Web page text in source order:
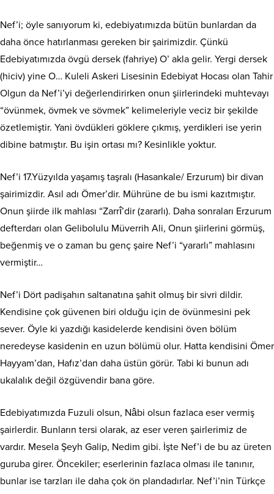
Nef’i; öyle sanıyorum ki, edebiyatımızda bütün bunlardan da
daha önce hatırlanması gereken bir şairimizdir. Çünkü
Edebiyatımızda övgü dersek (fahriye) O’ akla gelir. Yergi dersek
(hiciv) yine O… Kuleli Askeri Lisesinin Edebiyat Hocası olan Tahir
Olgun da Nef’i’yi değerlendirirken onun şiirlerindeki muhtevayı
“övünmek, övmek ve sövmek” kelimeleriyle veciz bir şekilde
özetlemiştir. Yani övdükleri göklere çıkmış, yerdikleri ise yerin
dibine batmıştır. Bu işin ortası mı? Kesinlikle yoktur.
Nef’i 17.Yüzyılda yaşamış taşralı (Hasankale/ Erzurum) bir divan
şairimizdir. Asıl adı Ömer’dir. Mührüne de bu ismi kazıtmıştır.
Onun şiirde ilk mahlası “Zarrî’dir (zararlı). Daha sonraları Erzurum
defterdarı olan Gelibolulu Müverrih Ali, Onun şiirlerini görmüş,
beğenmiş ve o zaman bu genç şaire Nef’i “yararlı” mahlasını
vermiştir…
Nef’i Dört padişahın saltanatına şahit olmuş bir sivri dildir.
Kendisine çok güvenen biri olduğu için de övünmesini pek
sever. Öyle ki yazdığı kasidelerde kendisini öven bölüm
neredeyse kasidenin en uzun bölümü olur. Hatta kendisini Ömer
Hayyam’dan, Hafız’dan daha üstün görür. Tabi ki bunun adı
ukalalık değil özgüvendir bana göre.
Edebiyatımızda Fuzuli olsun, Nâbi olsun fazlaca eser vermiş
şairlerdir. Bunların tersi olarak, az eser veren şairlerimiz de
vardır. Mesela Şeyh Galip, Nedim gibi. İşte Nef’i de bu az üreten
guruba girer. Öncekiler; eserlerinin fazlaca olması ile tanınır,
bunlar ise tarzları ile daha çok ön plandadırlar. Nef’i’nin Türkçe